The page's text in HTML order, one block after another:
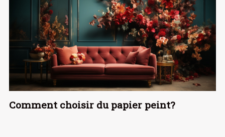
Comment choisir du papier peint?